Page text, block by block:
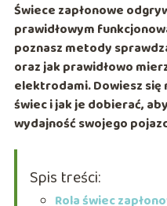
Świece zapłonowe
prawidłowym
poznasz metody
oraz jak prawidłowo
elektrodami. Dowiesz się
świec i jak je dobierać,
wydajność swojego
Spis treści:
Rola świec